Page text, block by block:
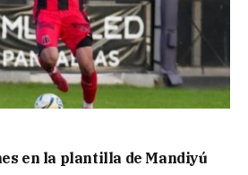
en la plantilla de Mandiyú